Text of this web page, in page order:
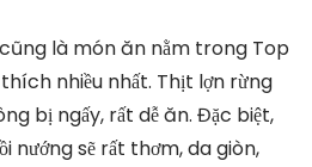
là món ăn nằm trong Top
nhiều nhất. Thịt lợn rừng
bị ngấy, rất dễ ăn. Đặc biệt,
nướng sẽ rất thơm, da giòn,